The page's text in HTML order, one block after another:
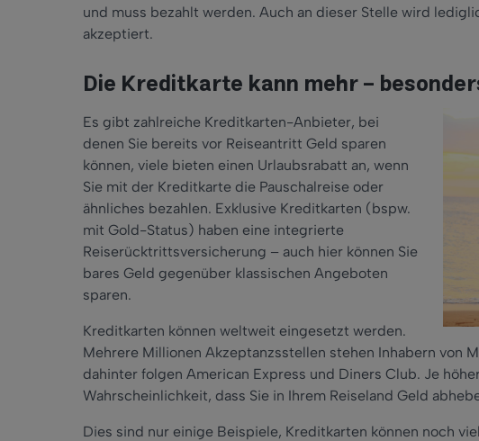
und muss bezahlt werden. Auch an dieser Stelle wird
akzeptiert.
Die Kreditkarte kann mehr –
Es gibt zahlreiche Kreditkarten-Anbieter, bei
denen Sie bereits vor Reiseantritt Geld sparen
können, viele bieten einen Urlaubsrabatt an, wenn
Sie mit der Kreditkarte die Pauschalreise oder
ähnliches bezahlen. Exklusive Kreditkarten (bspw.
mit Gold-Status) haben eine integrierte
Reiserücktrittsversicherung – auch hier können Sie
bares Geld gegenüber klassischen Angeboten
sparen.
Kreditkarten können weltweit eingesetzt werden.
Mehrere Millionen Akzeptanzsstellen stehen Inhabern von
dahinter folgen American Express und Diners Club. Je
Wahrscheinlichkeit, dass Sie in Ihrem Reiseland Geld
Dies sind nur einige Beispiele, Kreditkarten können noch